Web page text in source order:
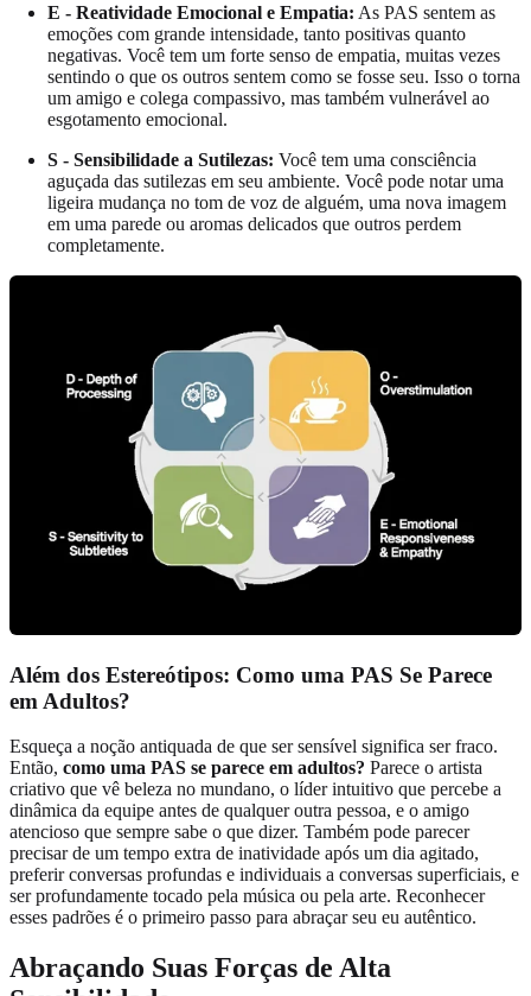
E - Reatividade Emocional e Empatia: As PAS sentem as
emoções com grande intensidade, tanto positivas quanto
negativas. Você tem um forte senso de empatia, muitas vezes
sentindo o que os outros sentem como se fosse seu. Isso o torna
um amigo e colega compassivo, mas também vulnerável ao
esgotamento emocional.
S - Sensibilidade a Sutilezas: Você tem uma consciência
aguçada das sutilezas em seu ambiente. Você pode notar uma
ligeira mudança no tom de voz de alguém, uma nova imagem
em uma parede ou aromas delicados que outros perdem
completamente.
Além dos Estereótipos: Como uma PAS Se Parece
em Adultos?
Esqueça a noção antiquada de que ser sensível significa ser fraco.
Então, como uma PAS se parece em adultos? Parece o artista
criativo que vê beleza no mundano, o líder intuitivo que percebe a
dinâmica da equipe antes de qualquer outra pessoa, e o amigo
atencioso que sempre sabe o que dizer. Também pode parecer
precisar de um tempo extra de inatividade após um dia agitado,
preferir conversas profundas e individuais a conversas superficiais, e
ser profundamente tocado pela música ou pela arte. Reconhecer
esses padrões é o primeiro passo para abraçar seu eu autêntico.
Abraçando Suas Forças de Alta